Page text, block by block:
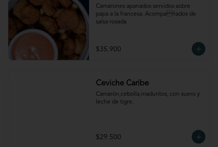
Camarones apanados servidos sobre
papa a la francesa. Acompañados de
salsa rosada
$35.900
Ceviche Caribe
Camarón,cebolla,maduritos, con suero y
leche de tigre.
$29.500